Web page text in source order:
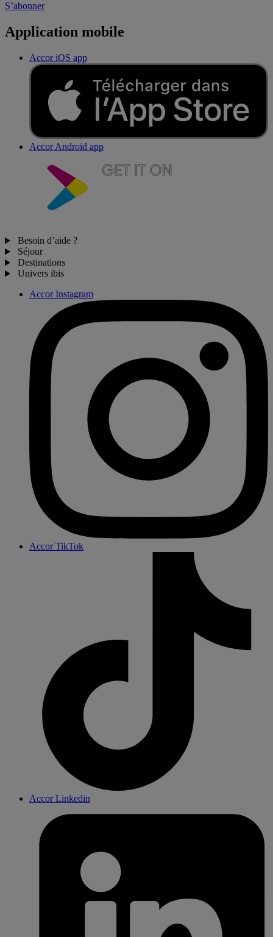
S’abonner
Application mobile
Accor iOS app
Accor Android app
Besoin d’aide ?
Séjour
Destinations
Univers ibis
Accor Instagram
Accor TikTok
Accor Linkedin